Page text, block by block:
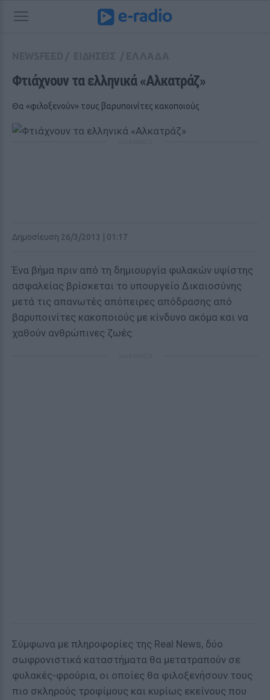
Φτιάχνουν τα ελληνικά «Αλκατράζ»
Θα «φιλοξενούν» τους βαρυποινίτες κακοποιούς
Δημοσίευση 26/3/2013 | 01:17
Ένα βήμα πριν από τη δημιουργία φυλακών υψίστης
ασφαλείας βρίσκεται το υπουργείο Δικαιοσύνης
μετά τις απανωτές απόπειρες απόδρασης από
βαρυποινίτες κακοποιούς με κίνδυνο ακόμα και να
χαθούν ανθρώπινες ζωές.
Σύμφωνα με πληροφορίες της Real News, δύο
σωφρονιστικά καταστήματα θα μετατραπούν σε
φυλακές-φρούρια, οι οποίες θα φιλοξενήσουν τους
πιο σκληρούς τροφίμους και κυρίως εκείνους που